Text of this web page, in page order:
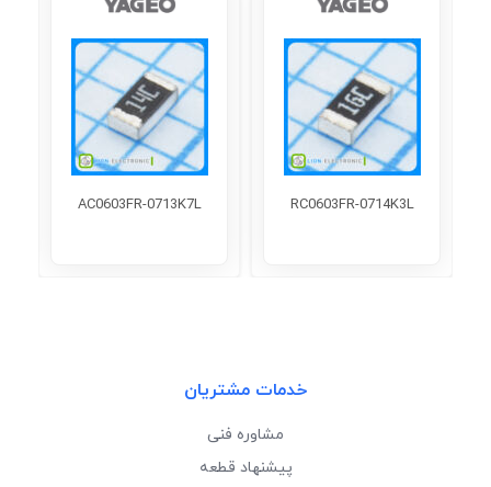
RC0603FR-0714K3L
AC0603FR-0713K7L
خدمات مشتریان
مشاوره فنی
پیشنهاد قطعه